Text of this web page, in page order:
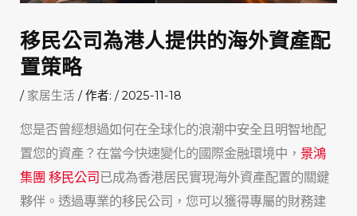
移民公司為港人提供的海外資產配
置策略
/ 家居生活 / 作者:/2025-11-18
您是否曾經想過如何在全球化的浪潮中安全且明智地配
置您的資產？在當今快速變化的國際金融環境中， 景鴻
集團 移民公司已成為香港居民實現海外資產配置的關鍵
夥伴。透過專業的移民公司，您可以獲得專屬的財務建